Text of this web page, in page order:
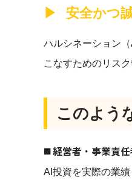
安全かつ
ハルシネーション
こなすためのリス
このよう
◼️ 経営者・事業責
AI投資を実際の業